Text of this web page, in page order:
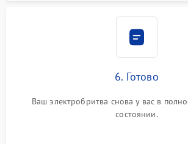
6. Готово
Ваш электробритва снова у вас в
состоянии.